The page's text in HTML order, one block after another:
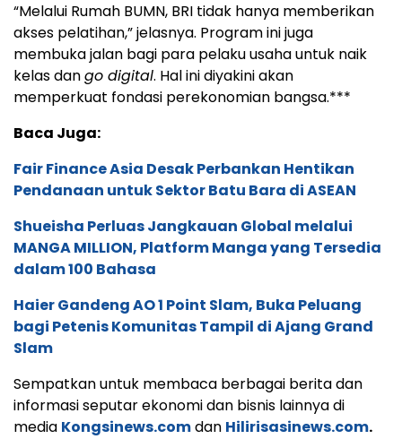
“Melalui Rumah BUMN, BRI tidak hanya memberikan
akses pelatihan,” jelasnya. Program ini juga
membuka jalan bagi para pelaku usaha untuk naik
kelas dango digital. Hal ini diyakini akan
memperkuat fondasi perekonomian bangsa.***
Baca Juga:
Fair Finance Asia Desak Perbankan Hentikan
Pendanaan untuk Sektor Batu Bara di ASEAN
Shueisha Perluas Jangkauan Global melalui
MANGA MILLION, Platform Manga yang Tersedia
dalam 100 Bahasa
Haier Gandeng AO 1 Point Slam, Buka Peluang
bagi Petenis Komunitas Tampil di Ajang Grand
Slam
Sempatkan untuk membaca berbagai berita dan
informasi seputar ekonomi dan bisnis lainnya di
media Kongsinews.comdan Hilirisasinews.com.